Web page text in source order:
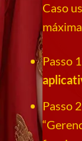
Caso
Passo
Passo